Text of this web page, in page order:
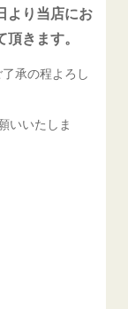
より当店にお
頂きます。
承の程よろし
いいたしま